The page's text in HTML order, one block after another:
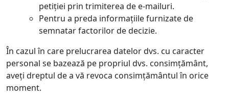
petiției prin trimiterea de e-mailuri.
Pentru a preda informațiile furnizate de
semnatar factorilor de decizie.
În cazul în care prelucrarea datelor dvs. cu caracter
personal se bazează pe propriul dvs. consimțământ,
aveți dreptul de a vă revoca consimțământul în orice
moment.